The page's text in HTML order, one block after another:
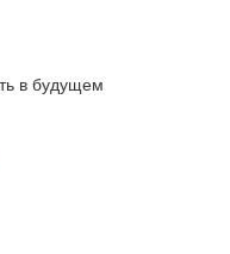
в будущем